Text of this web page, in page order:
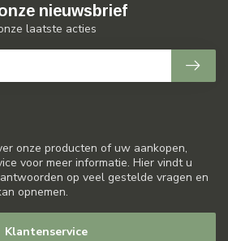
onze producten of uw aankopen,
voor meer informatie. Hier vindt u
op veel gestelde vragen en
opnemen.
Klantenservice
nieuwsbrief
laatste acties